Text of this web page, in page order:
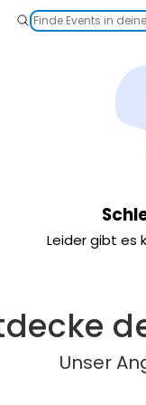
Leider gibt es
Unser